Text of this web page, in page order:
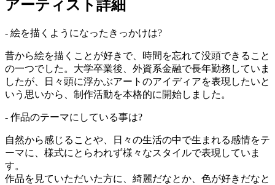
アーティスト詳細
- 絵を描くようになったきっかけは?
昔から絵を描くことが好きで、時間を忘れて没頭できること
の一つでした。大学卒業後、外資系金融で長年勤務していま
したが、日々頭に浮かぶアートのアイディアを表現したいと
いう思いから、制作活動を本格的に開始しました。
- 作品のテーマにしている事は?
自然から感じることや、日々の生活の中で生まれる感情をテ
ーマに、様式にとらわれず様々なスタイルで表現していま
す。
作品を見ていただいた方に、綺麗だなとか、色が好きだなと